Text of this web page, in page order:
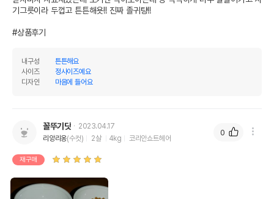
상품 필수 정보
받았음을 확인할수 있는
경우 그에 대한 사항
기그릇이라 두껍고 튼튼해욧!! 진짜 졸귀턍!!
#상품후기
내구성
튼튼해요
사이즈
정사이즈예요
디자인
마음에 들어요
꼴뚜기닷
2023.04.17
리앙리옹(수컷) 2살 4kg 코리안쇼트헤어
재구매
0